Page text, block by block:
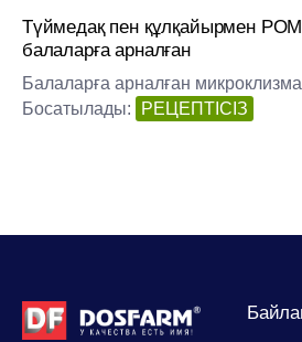
Түймедақ пен құлқайырмен
балаларға арналған
Балаларға арналған
Босатылады:
РЕЦЕПТІСІЗ